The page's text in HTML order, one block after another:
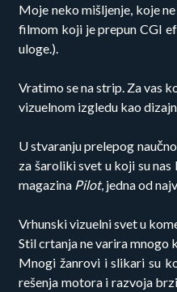
Moje neko mišljenje, koje
filmom koji je prepun CGI
uloge.).
Vratimo se na strip. Za vas
vizuelnom izgledu kao
U stvaranju prelepog
za šaroliki svet u koji su
magazina Pilot, jedna od
Vrhunski vizuelni svet u
Stil crtanja ne varira mnogo
Mnogi žanrovi i slikari su
rešenja motora i razvoja